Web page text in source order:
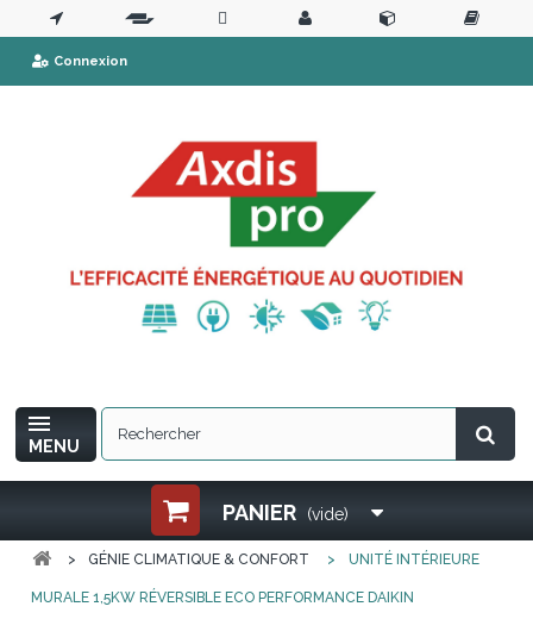
Connexion
PANIER (vide)
MENU
> GÉNIE CLIMATIQUE & CONFORT > UNITÉ INTÉRIEURE
MURALE 1,5KW RÉVERSIBLE ECO PERFORMANCE DAIKIN